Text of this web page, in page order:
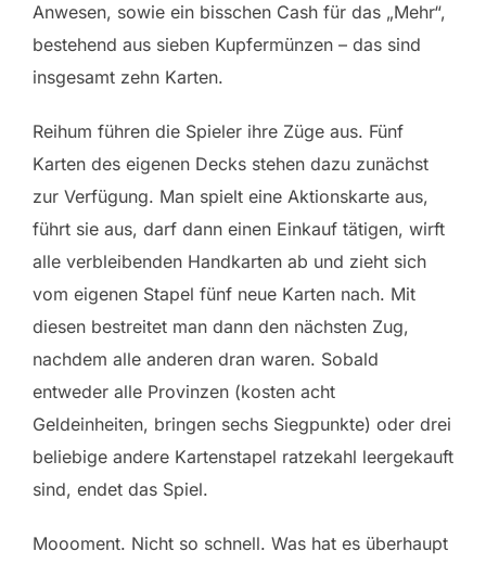
Anwesen, sowie ein bisschen Cash für das „Mehr“,
bestehend aus sieben Kupfermünzen – das sind
insgesamt zehn Karten.
Reihum führen die Spieler ihre Züge aus. Fünf
Karten des eigenen Decks stehen dazu zunächst
zur Verfügung. Man spielt eine Aktionskarte aus,
führt sie aus, darf dann einen Einkauf tätigen, wirft
alle verbleibenden Handkarten ab und zieht sich
vom eigenen Stapel fünf neue Karten nach. Mit
diesen bestreitet man dann den nächsten Zug,
nachdem alle anderen dran waren. Sobald
entweder alle Provinzen (kosten acht
Geldeinheiten, bringen sechs Siegpunkte) oder drei
beliebige andere Kartenstapel ratzekahl leergekauft
sind, endet das Spiel.
Moooment. Nicht so schnell. Was hat es überhaupt